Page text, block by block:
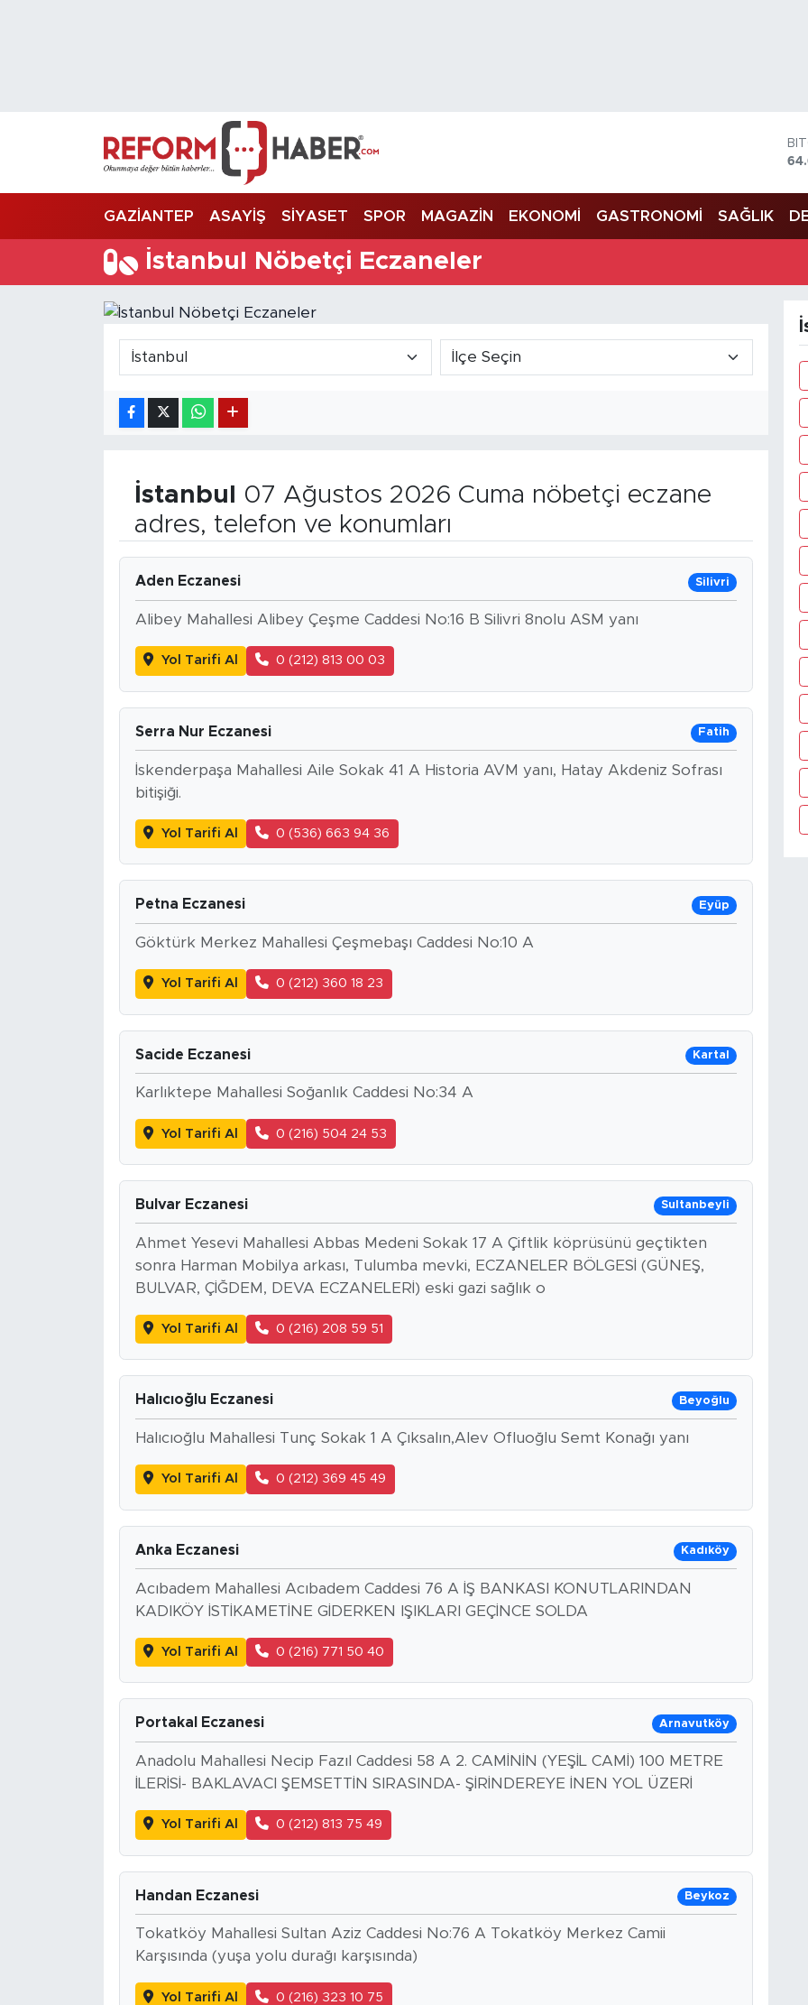
GAZİANTEP ASAYİŞ SİYASET SPOR MAGAZİN EKONOMİ GASTRONOMİ SAĞLIK
İstanbul Nöbetçi Eczaneler
İstanbul
07 Ağustos 2026 Cuma nöbetçi eczane
adres, telefon ve konumları
Aden Eczanesi Silivri
Alibey Mahallesi Alibey Çeşme Caddesi No:16 B Silivri 8nolu ASM yanı
Yol Tarifi Al 0 (212) 813 00 03
Serra Nur Eczanesi Fatih
İskenderpaşa Mahallesi Aile Sokak 41 A Historia AVM yanı, Hatay Akdeniz Sofrası
bitişiği.
Yol Tarifi Al 0 (536) 663 94 36
Petna Eczanesi Eyüp
Göktürk Merkez Mahallesi Çeşmebaşı Caddesi No:10 A
Yol Tarifi Al 0 (212) 360 18 23
Sacide Eczanesi Kartal
Karlıktepe Mahallesi Soğanlık Caddesi No:34 A
Yol Tarifi Al 0 (216) 504 24 53
Bulvar Eczanesi Sultanbeyli
Ahmet Yesevi Mahallesi Abbas Medeni Sokak 17 A Çiftlik köprüsünü geçtikten
sonra Harman Mobilya arkası, Tulumba mevki, ECZANELER BÖLGESİ (GÜNEŞ,
BULVAR, ÇİĞDEM, DEVA ECZANELERİ) eski gazi sağlık o
Yol Tarifi Al 0 (216) 208 59 51
Halıcıoğlu Eczanesi Beyoğlu
Halıcıoğlu Mahallesi Tunç Sokak 1 A Çıksalın,Alev Ofluoğlu Semt Konağı yanı
Yol Tarifi Al 0 (212) 369 45 49
Anka Eczanesi Kadıköy
Acıbadem Mahallesi Acıbadem Caddesi 76 A İŞ BANKASI KONUTLARINDAN
KADIKÖY İSTİKAMETİNE GİDERKEN IŞIKLARI GEÇİNCE SOLDA
Yol Tarifi Al 0 (216) 771 50 40
Portakal Eczanesi Arnavutköy
Anadolu Mahallesi Necip Fazıl Caddesi 58 A 2. CAMİNİN (YEŞİL CAMİ) 100 METRE
İLERİSİ- BAKLAVACI ŞEMSETTİN SIRASINDA- ŞİRİNDEREYE İNEN YOL ÜZERİ
Yol Tarifi Al 0 (212) 813 75 49
Handan Eczanesi Beykoz
Tokatköy Mahallesi Sultan Aziz Caddesi No:76 A Tokatköy Merkez Camii
Karşısında (yuşa yolu durağı karşısında)
Yol Tarifi Al 0 (216) 323 10 75
Trafik Durumu
Süper Lig Puan Durumu ve Fikstür
Tüm Manşetler
Son Dakika Haberleri
Haber Arşivi